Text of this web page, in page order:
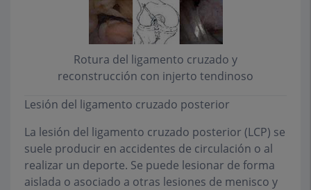
Rotura del ligamento cruzado y
reconstrucción con injerto tendinoso
Lesión del ligamento cruzado posterior
La lesión del ligamento cruzado posterior (LCP) se
suele producir en accidentes de circulación o al
realizar un deporte. Se puede lesionar de forma
aislada o asociado a otras lesiones de menisco y